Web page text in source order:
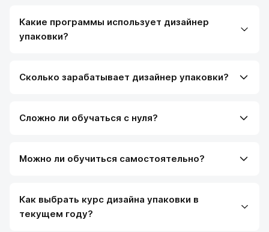
Какие программы использует дизайнер
упаковки?
Сколько зарабатывает дизайнер упаковки?
Сложно ли обучаться с нуля?
Можно ли обучиться самостоятельно?
Как выбрать курс дизайна упаковки в
текущем году?